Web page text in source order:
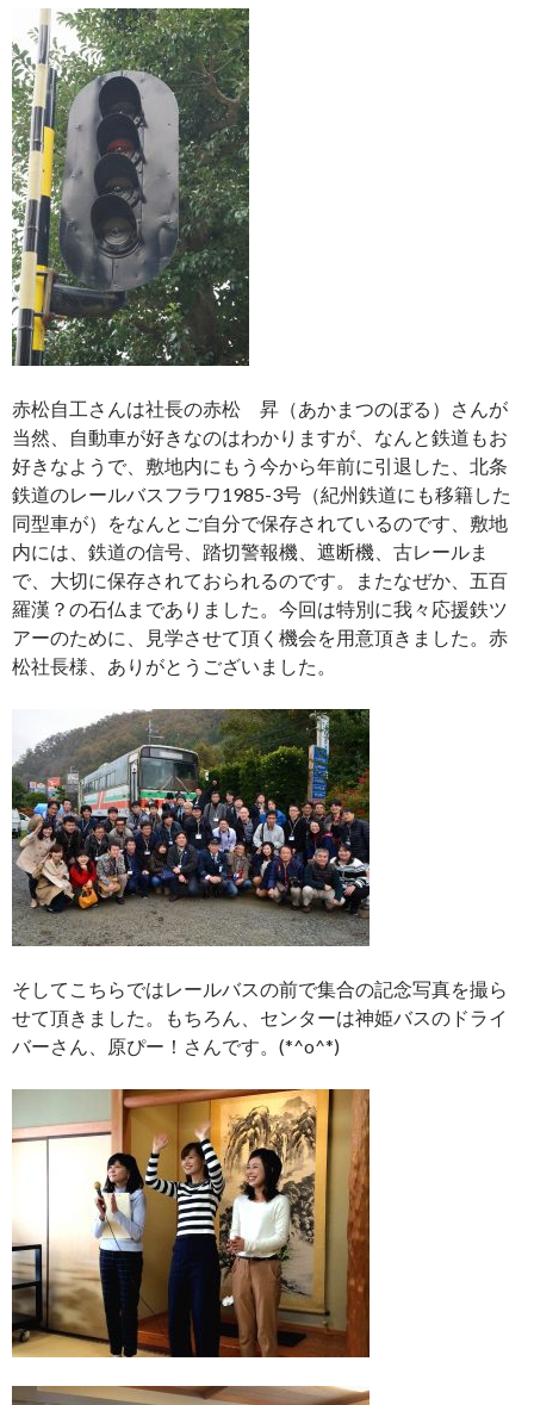
赤松自工さんは社長の赤松 昇（あかまつのぼる）さんが
当然、自動車が好きなのはわかりますが、なんと鉄道もお
好きなようで、敷地内にもう今から年前に引退した、北条
鉄道のレールバスフラワ1985-3号（紀州鉄道にも移籍した
同型車が）をなんとご自分で保存されているのです、敷地
内には、鉄道の信号、踏切警報機、遮断機、古レールま
で、大切に保存されておられるのです。またなぜか、五百
羅漢？の石仏までありました。今回は特別に我々応援鉄ツ
アーのために、見学させて頂く機会を用意頂きました。赤
松社長様、ありがとうございました。
そしてこちらではレールバスの前で集合の記念写真を撮ら
せて頂きました。もちろん、センターは神姫バスのドライ
バーさん、原ぴー！さんです。(*^o^*)